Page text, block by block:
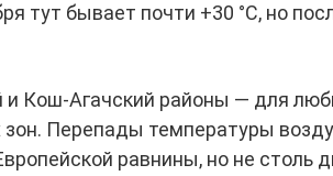
тут бывает почти +30 °C, но
и Кош-Агачский районы — для
Перепады температуры
равнины, но не столь